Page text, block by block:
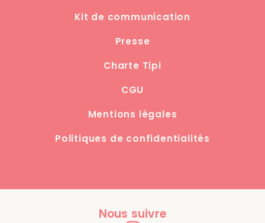
Kit de communication
Presse
Charte Tipi
CGU
Mentions légales
Politiques de confidentialités
Nous suivre